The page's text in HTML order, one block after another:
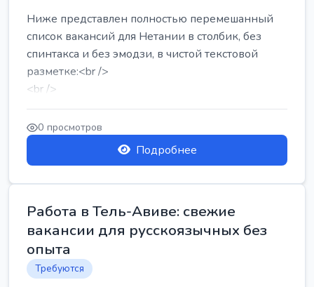
Ниже представлен полностью перемешанный
список вакансий для Нетании в столбик, без
спинтакса и без эмодзи, в чистой текстовой
разметке:<br />
<br />
Работа в Нетании на мебельном производстве:
требу...
0 просмотров
Подробнее
Работа в Тель-Авиве: свежие
вакансии для русскоязычных без
опыта
Требуются